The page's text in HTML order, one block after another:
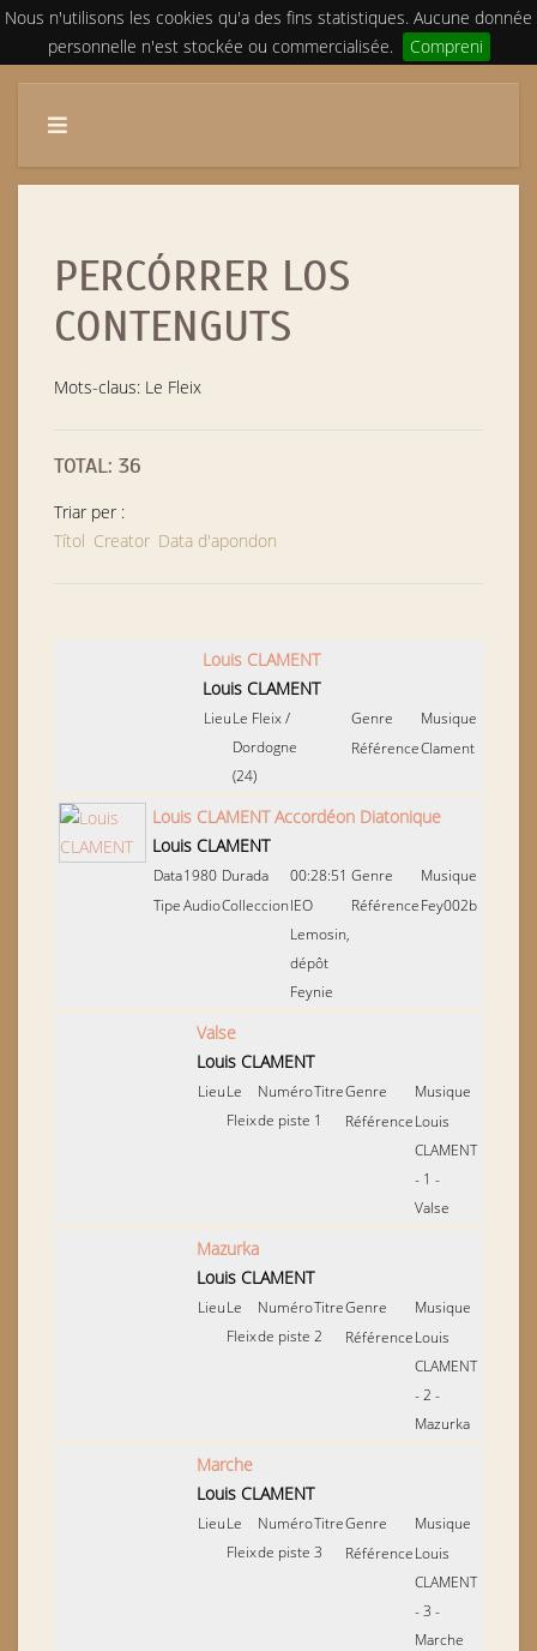
Nous n'utilisons les cookies qu'a des fins statistiques. Aucune donnée
personnelle n'est stockée ou commercialisée.
Compreni
PERCÓRRER LOS
CONTENGUTS
Mots-claus: Le Fleix
TOTAL: 36
Triar per :
Títol Creator Data d'apondon
Louis CLAMENT
Louis CLAMENT
LieuLe Fleix/
Dordogne
(24)
Genre
Musique
RéférenceClament
Louis CLAMENT Accordéon Diatonique
Louis CLAMENT
Data1980
TipeAudio
Durada
00:28:51
ColleccionIEO
Lemosin,
dépôt
Feynie
Genre
Musique
RéférenceFey002b
Valse
Louis CLAMENT
LieuLe
Fleix
Numéro
de piste
Titre
1
Genre
Musique
RéférenceLouis
CLAMENT
- 1 -
Valse
Mazurka
Louis CLAMENT
LieuLe
Fleix
Numéro
de piste
Titre
2
Genre
Musique
RéférenceLouis
CLAMENT
- 2 -
Mazurka
Marche
Louis CLAMENT
LieuLe
Fleix
Numéro
de piste
Titre
3
Genre
Musique
RéférenceLouis
CLAMENT
- 3 -
Marche